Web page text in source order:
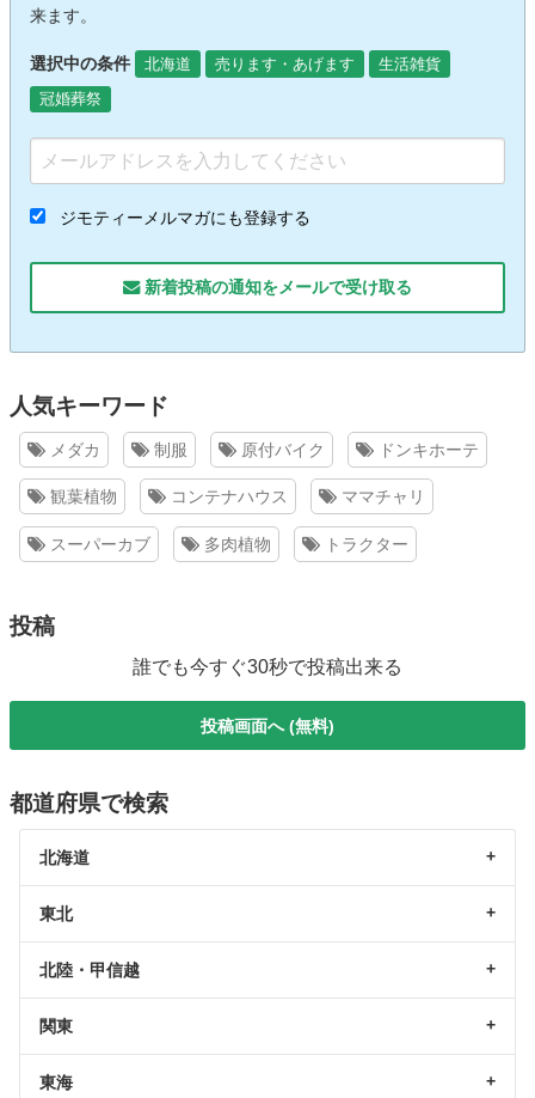
来ます。
選択中の条件 北海道 売ります・あげます
生活雑貨
冠婚葬祭
ジモティーメルマガにも登録する
新着投稿の通知をメールで受け取る
人気キーワード
メダカ 制服 原付バイク ドンキホーテ
観葉植物 コンテナハウス ママチャリ
スーパーカブ 多肉植物 トラクター
投稿
誰でも今すぐ30秒で投稿出来る
投稿画面へ (無料)
都道府県で検索
北海道
東北
北陸・甲信越
関東
東海